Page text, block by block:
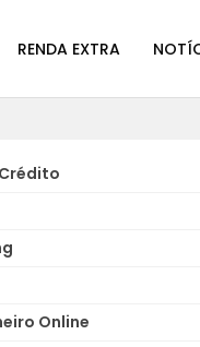
RENDA EXTRA
Online